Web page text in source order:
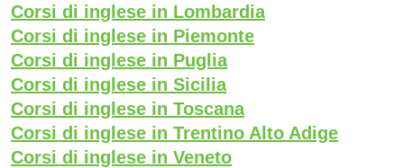
Corsi di inglese in Lombardia
Corsi di inglese in Piemonte
Corsi di inglese in Puglia
Corsi di inglese in Sicilia
Corsi di inglese in Toscana
Corsi di inglese in Trentino Alto Adige
Corsi di inglese in Veneto